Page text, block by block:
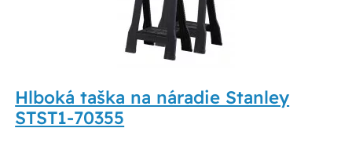
Hlboká taška na náradie Stanley
STST1-70355